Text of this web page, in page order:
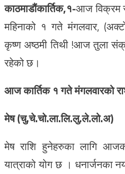
काठमाडौंकार्तिक,१-आज विक्रम
महिनाको १ गते मंगलवार,
कृष्ण अष्ठमी तिथी !आज तुला
रहेको छ।
आज कार्तिक १ गते मंगलवारको
मेष (चु.चे.चो.ला.लि.लु.ले.लो.अ)
मेष राशि हुनेहरुका लागि
यात्राको योग छ । धनार्जनका